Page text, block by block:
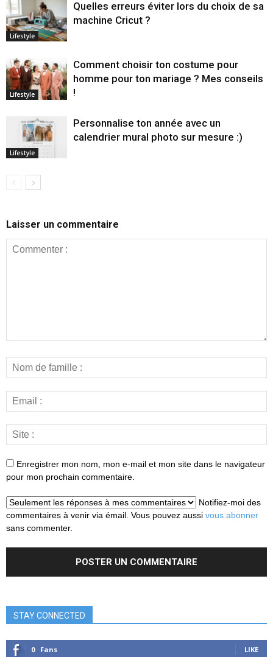
Lifestyle
Quelles erreurs éviter lors du choix de sa
machine Cricut ?
Lifestyle
Comment choisir ton costume pour
homme pour ton mariage ? Mes conseils
!
Lifestyle
Personnalise ton année avec un
calendrier mural photo sur mesure :)
Laisser un commentaire
Enregistrer mon nom, mon e-mail et mon site dans le navigateur
pour mon prochain commentaire.
Notifiez-moi des
commentaires à venir via émail. Vous pouvez aussi vous abonner
sans commenter.
STAY CONNECTED
0 Fans LIKE